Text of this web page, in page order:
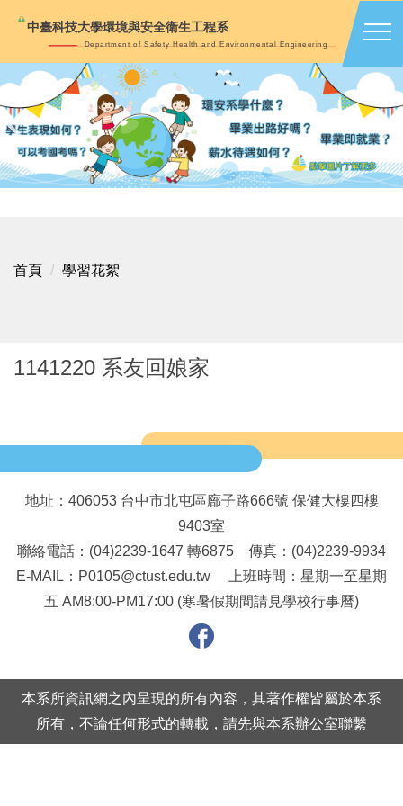
跳
要
容
區
中臺科技大學環境與安全衛生工程系
Department of Safety Health and Environmental Engineering
首頁 學習花絮
1141220 系友回娘家
地址：406053 台中市北屯區廍子路666號 保健大樓四樓
9403室
聯絡電話：(04)2239-1647 轉6875 傳真：(04)2239-9934
E-MAIL：P0105@ctust.edu.tw 上班時間：星期一至星期
五 AM8:00-PM17:00 (寒暑假期間請見學校行事曆)
本系所資訊網之內呈現的所有內容，其著作權皆屬於本系
所有，不論任何形式的轉載，請先與本系辦公室聯繫